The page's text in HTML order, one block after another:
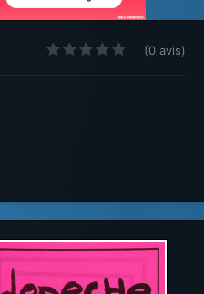
(0 avis)